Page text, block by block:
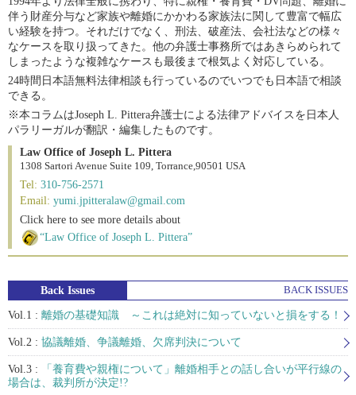
伴う財産分与など家族や離婚にかかわる家族法に関して豊富で幅広
い経験を持つ。それだけでなく、刑法、破産法、会社法などの様々
なケースを取り扱ってきた。他の弁護士事務所ではあきらめられて
しまったような複雑なケースも最後まで根気よく対応している。
24時間日本語無料法律相談も行っているのでいつでも日本語で相談
できる。
※本コラムはJoseph L. Pittera弁護士による法律アドバイスを日本人
パラリーガルが翻訳・編集したものです。
Law Office of Joseph L. Pittera
1308 Sartori Avenue Suite 109, Torrance,90501 USA
Tel: 310-756-2571
Email: yumi.jpitteralaw@gmail.com
Click here to see more details about
“Law Office of Joseph L. Pittera”
Back Issues BACK ISSUES
Vol.1 : 離婚の基礎知識 ～これは絶対に知っていないと損をする！
Vol.2 : 協議離婚、争議離婚、欠席判決について
Vol.3 :
「養育費や親権について」離婚相手との話し合いが平行線の
場合は、裁判所が決定!?